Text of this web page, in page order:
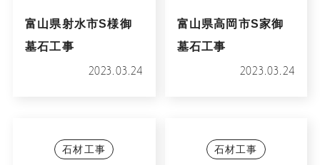
富山県射水市S様御
墓石工事
2023.03.24
富山県高岡市S家御
墓石工事
2023.03.24
石材工事 石材工事